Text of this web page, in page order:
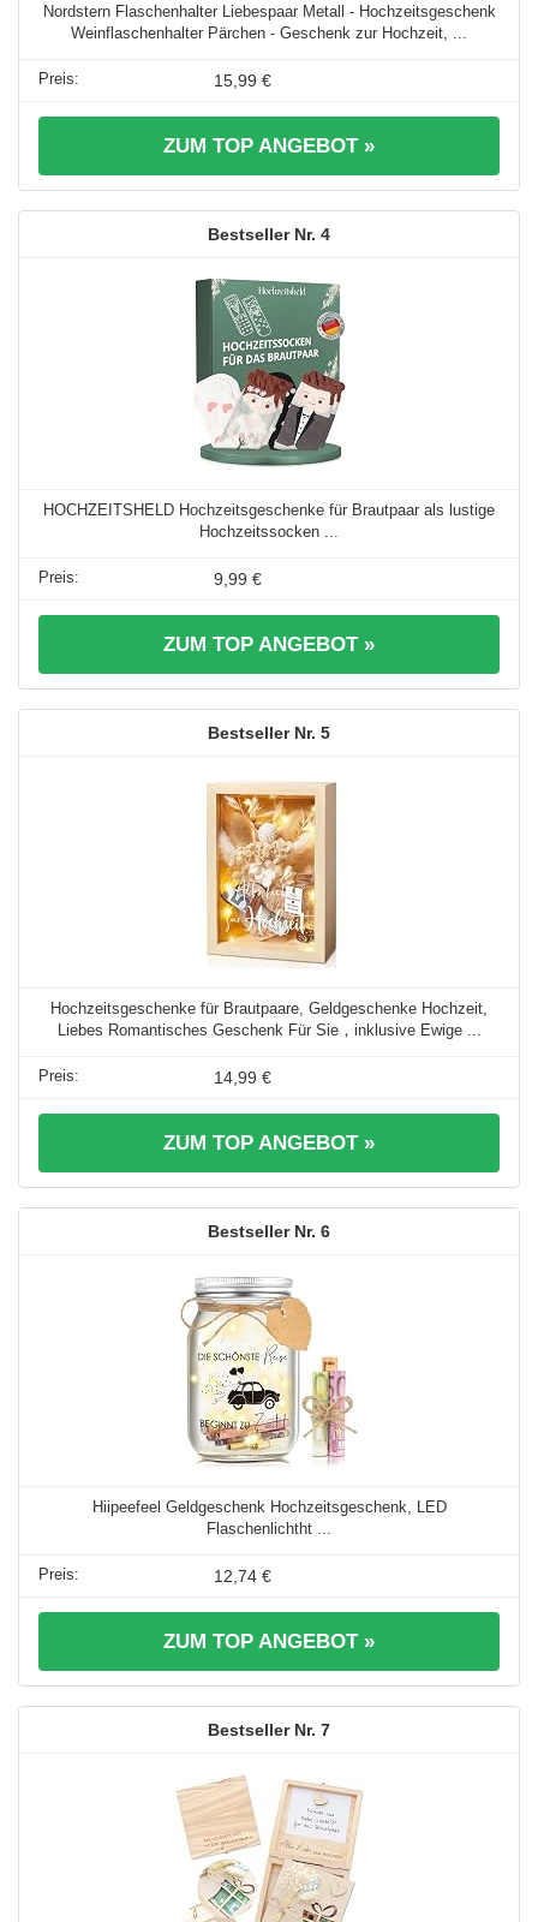
Nordstern Flaschenhalter Liebespaar Metall - Hochzeitsgeschenk
Weinflaschenhalter Pärchen - Geschenk zur Hochzeit, ...
15,99 €
ZUM TOP ANGEBOT »
4
HOCHZEITSHELD Hochzeitsgeschenke für Brautpaar als lustige
Hochzeitssocken ...
9,99 €
ZUM TOP ANGEBOT »
5
Hochzeitsgeschenke für Brautpaare, Geldgeschenke Hochzeit,
Liebes Romantisches Geschenk Für Sie，inklusive Ewige ...
14,99 €
ZUM TOP ANGEBOT »
6
Hiipeefeel Geldgeschenk Hochzeitsgeschenk, LED
Flaschenlichtht ...
12,74 €
ZUM TOP ANGEBOT »
7